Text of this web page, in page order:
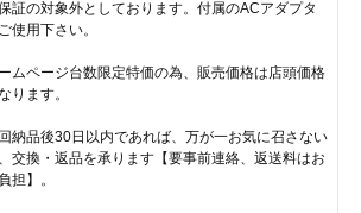
証の対象外としております。付属のACアダプタ
使用下さい。
ムページ台数限定特価の為、販売価格は店頭価格
ります。
納品後30日以内であれば、万が一お気に召さない
交換・返品を承ります【要事前連絡、返送料はお
担】。